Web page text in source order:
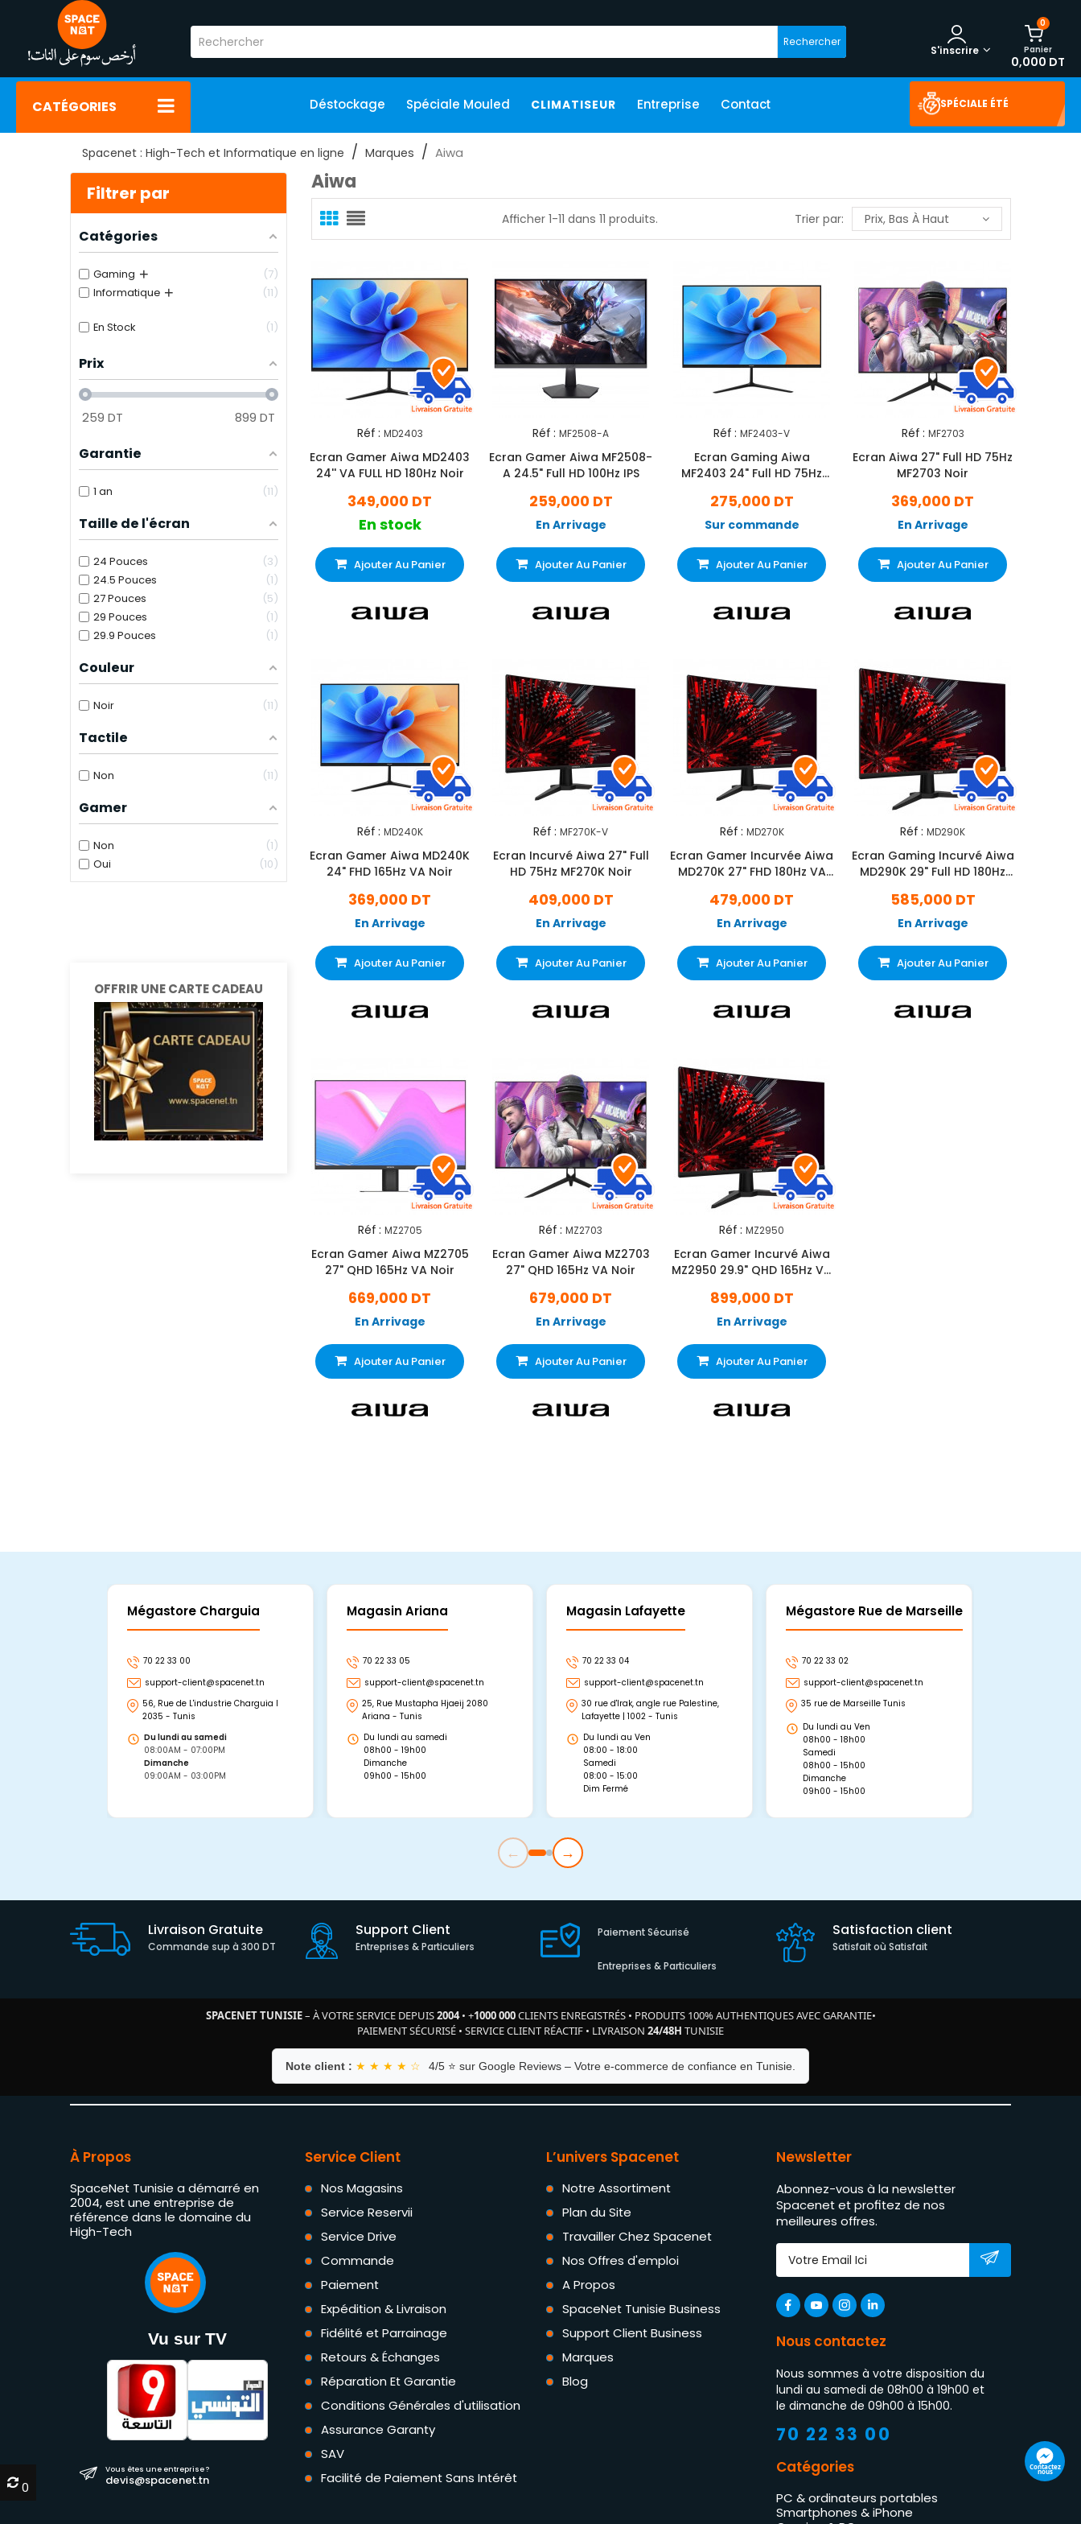
Rechercher
0
Panier
0,000 DT
S'inscrire
CATÉGORIES Déstockage Spéciale Mouled CLIMATISEUR Entreprise Contact SPÉCIALE ÉTÉ
Spacenet : High-Tech et Informatique en ligne Marques Aiwa
Filtrer par
Catégories
Gaming +
7
Informatique + 11
En Stock 1
Prix
259 DT 899 DT
Garantie
1 an 11
Taille de l'écran
24 Pouces
3
24.5 Pouces
1
27 Pouces
5
29 Pouces
1
29.9 Pouces
1
Couleur
Noir 11
Tactile
Non 11
Gamer
Non
1
Oui
10
OFFRIR UNE CARTE CADEAU
Aiwa
Afficher 1-11 dans 11 produits. Trier par: Prix, Bas À Haut
Réf : MD2403
Ecran Gamer Aiwa MD2403
24'' VA FULL HD 180Hz Noir
349,000 DT
En stock
Ajouter Au Panier
Réf : MF2508-A
Ecran Gamer Aiwa MF2508-
A 24.5" Full HD 100Hz IPS
259,000 DT
En Arrivage
Ajouter Au Panier
Réf : MF2403-V
Ecran Gaming Aiwa
MF2403 24" Full HD 75Hz
275,000 DT
Sur commande
Ajouter Au Panier
Réf : MF2703
Ecran Aiwa 27" Full HD 75Hz
MF2703 Noir
369,000 DT
En Arrivage
Ajouter Au Panier
Réf : MD240K
Ecran Gamer Aiwa MD240K
24" FHD 165Hz VA Noir
369,000 DT
En Arrivage
Ajouter Au Panier
Réf : MF270K-V
Ecran Incurvé Aiwa 27" Full
HD 75Hz MF270K Noir
409,000 DT
En Arrivage
Ajouter Au Panier
Réf : MD270K
Ecran Gamer Incurvée Aiwa
MD270K 27" FHD 180Hz VA
479,000 DT
En Arrivage
Ajouter Au Panier
Réf : MD290K
Ecran Gaming Incurvé Aiwa
MD290K 29" Full HD 180Hz
585,000 DT
En Arrivage
Ajouter Au Panier
Réf : MZ2705
Ecran Gamer Aiwa MZ2705
27" QHD 165Hz VA Noir
669,000 DT
En Arrivage
Ajouter Au Panier
Réf : MZ2703
Ecran Gamer Aiwa MZ2703
27" QHD 165Hz VA Noir
679,000 DT
En Arrivage
Ajouter Au Panier
Réf : MZ2950
Ecran Gamer Incurvé Aiwa
MZ2950 29.9" QHD 165Hz VA
899,000 DT
En Arrivage
Ajouter Au Panier
Mégastore Charguia
70 22 33 00
support-client@spacenet.tn
56, Rue de L'industrie Charguia I
2035 - Tunis
Du lundi au samedi
08:00AM - 07:00PM
Dimanche
09:00AM - 03:00PM
Magasin Ariana
70 22 33 05
support-client@spacenet.tn
25, Rue Mustapha Hjaeij 2080
Ariana - Tunis
Du lundi au samedi
08h00 - 19h00
Dimanche
09h00 - 15h00
Magasin Lafayette
70 22 33 04
support-client@spacenet.tn
30 rue d'Irak, angle rue Palestine,
Lafayette | 1002 - Tunis
Du lundi au Ven
08:00 - 18:00
Samedi
08:00 - 15:00
Dim Fermé
Mégastore Rue de Marseille
70 22 33 02
support-client@spacenet.tn
35 rue de Marseille Tunis
Du lundi au Ven
08h00 - 18h00
Samedi
08h00 - 15h00
Dimanche
09h00 - 15h00
← →
Livraison Gratuite
Commande sup à 300 DT
Support Client
Entreprises & Particuliers
Paiement Sécurisé
Entreprises & Particuliers
Satisfaction client
Satisfait où Satisfait
SPACENET TUNISIE– À VOTRE SERVICE DEPUIS2004• +1000 000CLIENTS ENREGISTRÉS• PRODUITS 100% AUTHENTIQUES AVEC GARANTIE•
PAIEMENT SÉCURISÉ • SERVICE CLIENT RÉACTIF • LIVRAISON 24/48H TUNISIE
Note client : ★ ★ ★ ★ ☆ 4/5 ⭐ sur Google Reviews – Votre e-commerce de confiance en Tunisie.
À Propos
SpaceNet Tunisie a démarré en
2004, est une entreprise de
référence dans le domaine du
High-Tech
Vu sur TV
Vous êtes une entreprise ?
devis@spacenet.tn
Service Client
Nos Magasins
Service Reservii
Service Drive
Commande
Paiement
Expédition & Livraison
Fidélité et Parrainage
Retours & Échanges
Réparation Et Garantie
Conditions Générales d'utilisation
Assurance Garanty
SAV
Facilité de Paiement Sans Intérêt
L’univers Spacenet
Notre Assortiment
Plan du Site
Travailler Chez Spacenet
Nos Offres d'emploi
A Propos
SpaceNet Tunisie Business
Support Client Business
Marques
Blog
Newsletter
Abonnez-vous à la newsletter
Spacenet et profitez de nos
meilleures offres.
Nous contactez
Nous sommes à votre disposition du
lundi au samedi de 08h00 à 19h00 et
le dimanche de 09h00 à 15h00.
70 22 33 00
Catégories
PC & ordinateurs portables
Smartphones & iPhone
Contactez
nous
0
0